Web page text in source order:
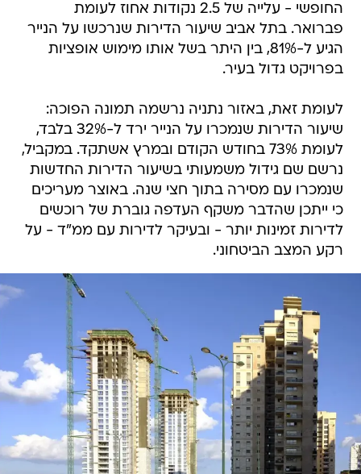
החופשי - עלייה של 2.5 נקודות אחוז לעומת
פברואר. בתל אביב שיעור הדירות שנרכשו על הנייר
הגיע ל-81%, בין היתר בשל אותו מימוש אופציות
בפרויקט גדול בעיר.
לעומת זאת, באזור נתניה נרשמה תמונה הפוכה:
שיעור הדירות שנמכרו על הנייר ירד ל-32% בלבד,
לעומת 73% בחודש הקודם ובמרץ אשתקד. במקביל,
נרשם שם גידול משמעותי בשיעור הדירות החדשות
שנמכרו עם מסירה בתוך חצי שנה. באוצר מעריכים
כי ייתכן שהדבר משקף העדפה גוברת של רוכשים
לדירות זמינות יותר - ובעיקר לדירות עם ממ"ד - על
רקע המצב הביטחוני.